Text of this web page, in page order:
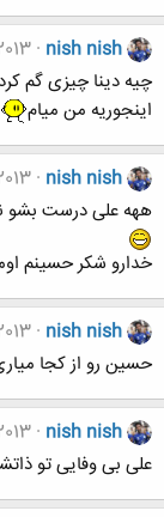
nish nish
چیه دینا چیزی گم
اینجوریه من میام
nish nish
ههه علی درست بشو
خدارو شکر حسینم
nish nish
حسین رو از کجا
nish nish
علی بی وفایی تو